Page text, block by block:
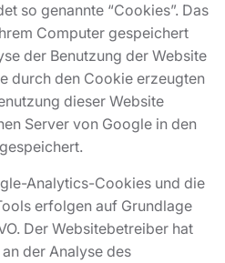
so genannte “Cookies”. Das
Computer gespeichert
der Benutzung der Website
durch den Cookie erzeugten
dieser Website
Server von Google in den
Analytics-Cookies und die
erfolgen auf Grundlage
Der Websitebetreiber hat
der Analyse des